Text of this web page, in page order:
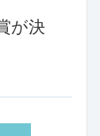
が決